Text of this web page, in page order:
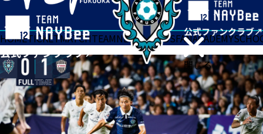
閉じる
HOMETICKETMATCHTEAMNEWSGOODSFANACADEMY